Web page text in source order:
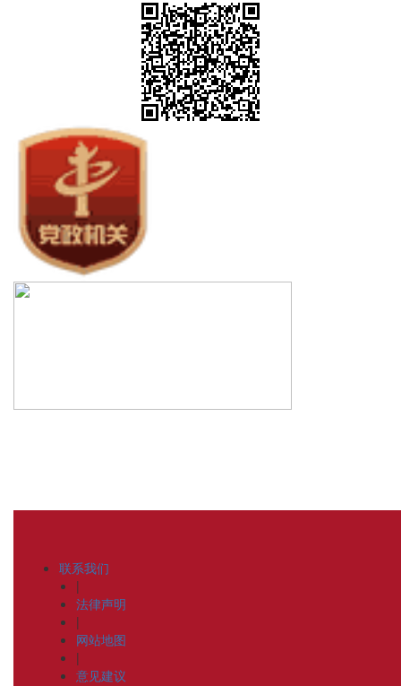
联系我们
|
法律声明
|
网站地图
|
意见建议